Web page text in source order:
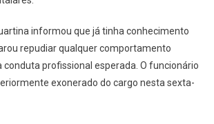
informou que já tinha conhecimento
repudiar qualquer comportamento
conduta profissional esperada. O funcionário
exonerado do cargo nesta sexta-